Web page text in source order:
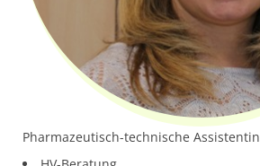
Pharmazeutisch-technische Assistentin